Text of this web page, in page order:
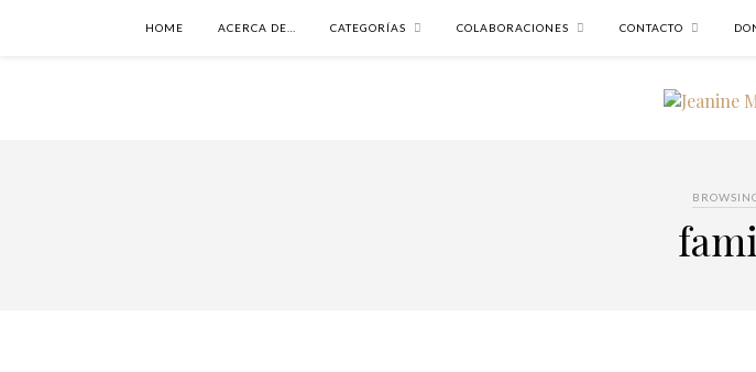
HOME ACERCA DE… CATEGORÍAS COLABORACIONES CONTACTO